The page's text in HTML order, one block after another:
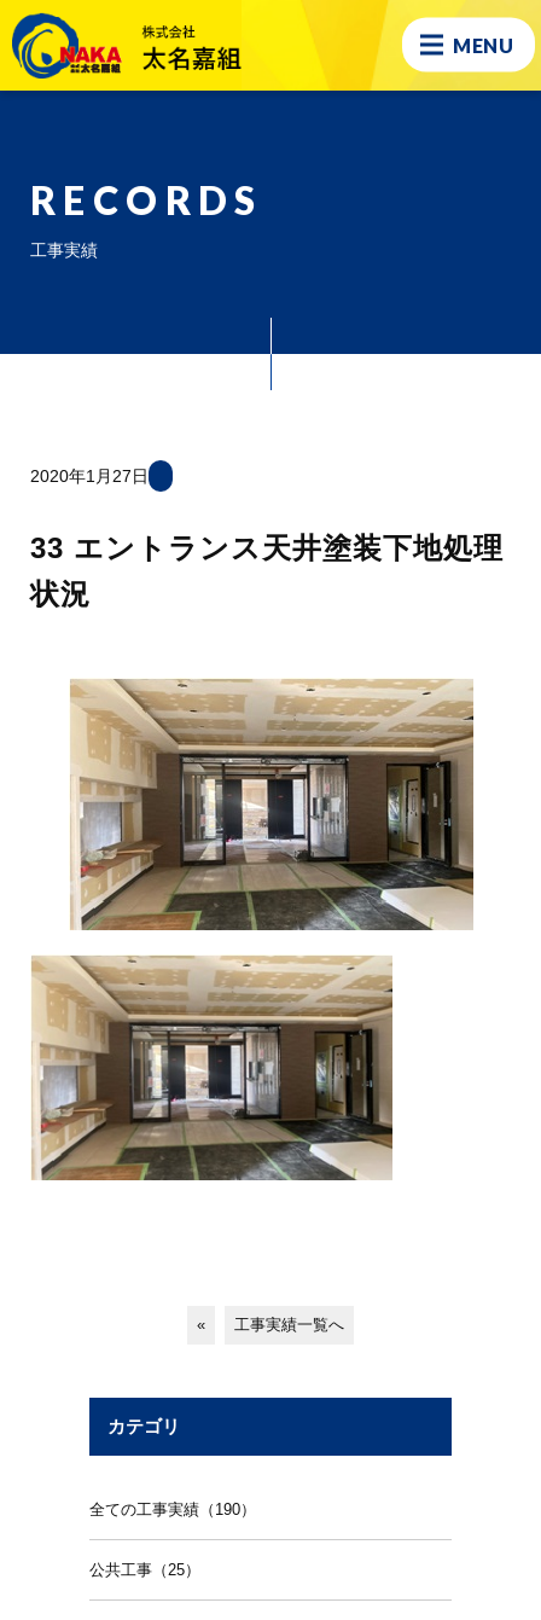
MENU
RECORDS
工事実績
2020年1月27日
33 エントランス天井塗装下地処理
状況
« 工事実績一覧へ
カテゴリ
全ての工事実績（190）
公共工事（25）